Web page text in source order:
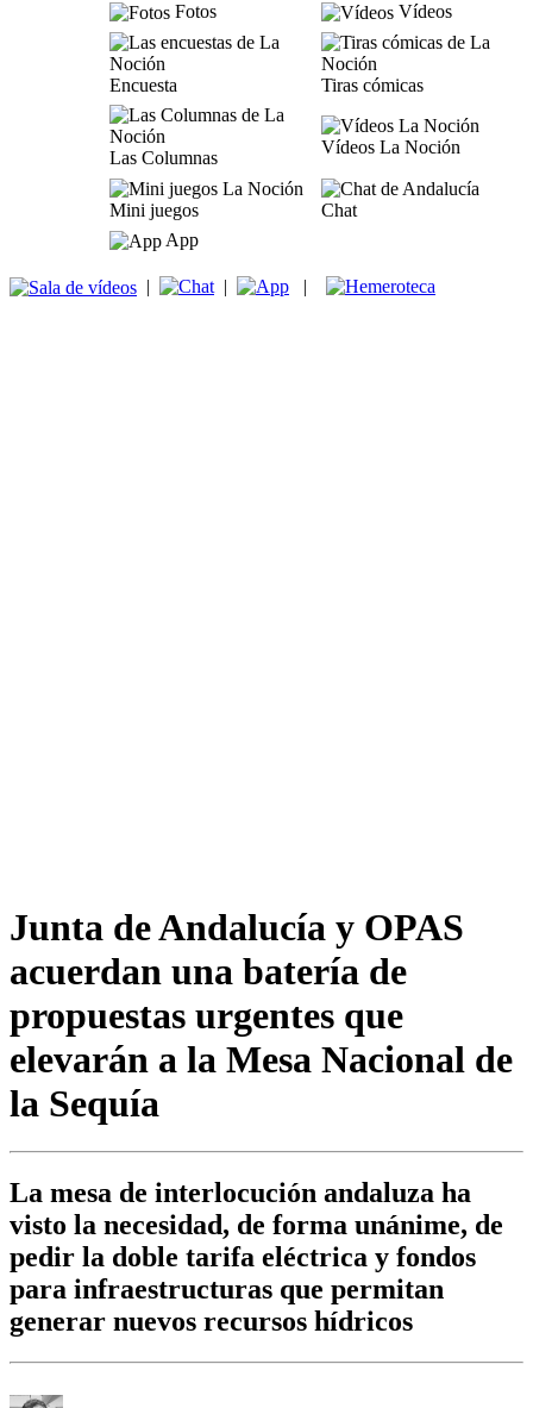
Fotos
Vídeos
Encuesta Tiras cómicas
Las Columnas
Vídeos La Noción
Mini juegos
Chat
App
| | |
Junta de Andalucía y OPAS
acuerdan una batería de
propuestas urgentes que
elevarán a la Mesa Nacional de
la Sequía
La mesa de interlocución andaluza ha
visto la necesidad, de forma unánime, de
pedir la doble tarifa eléctrica y fondos
para infraestructuras que permitan
generar nuevos recursos hídricos